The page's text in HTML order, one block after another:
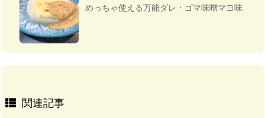
めっちゃ使える万能ダレ・ゴマ味噌マヨ味
関連記事